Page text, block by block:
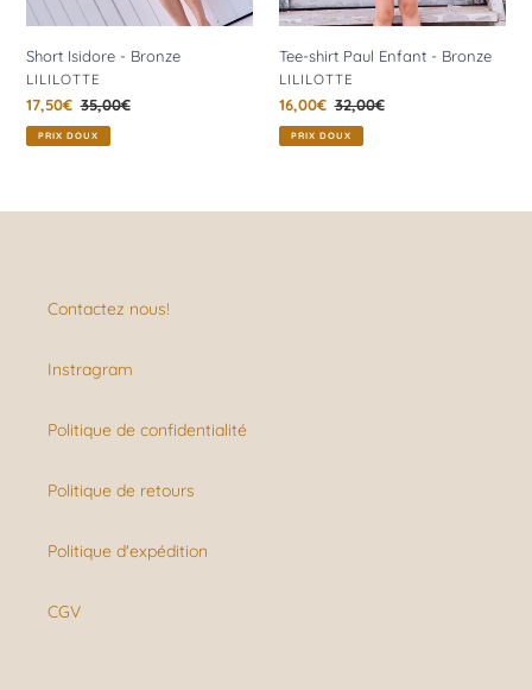
Short Isidore - Bronze
DISTRIBUTEUR
LILILOTTE
Prix
réduit
17,50€ Prix
normal
35,00€
PRIX DOUX
Tee-shirt Paul Enfant - Bronze
DISTRIBUTEUR
LILILOTTE
Prix
réduit
16,00€ Prix
normal
32,00€
PRIX DOUX
Contactez nous!
Instragram
Politique de confidentialité
Politique de retours
Politique d'expédition
CGV